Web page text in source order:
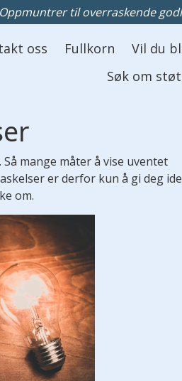
Oppmuntrer til overraskende
oss Fullkorn Vil du
Søk om
mange måter å vise uventet
er derfor kun å gi deg
om.